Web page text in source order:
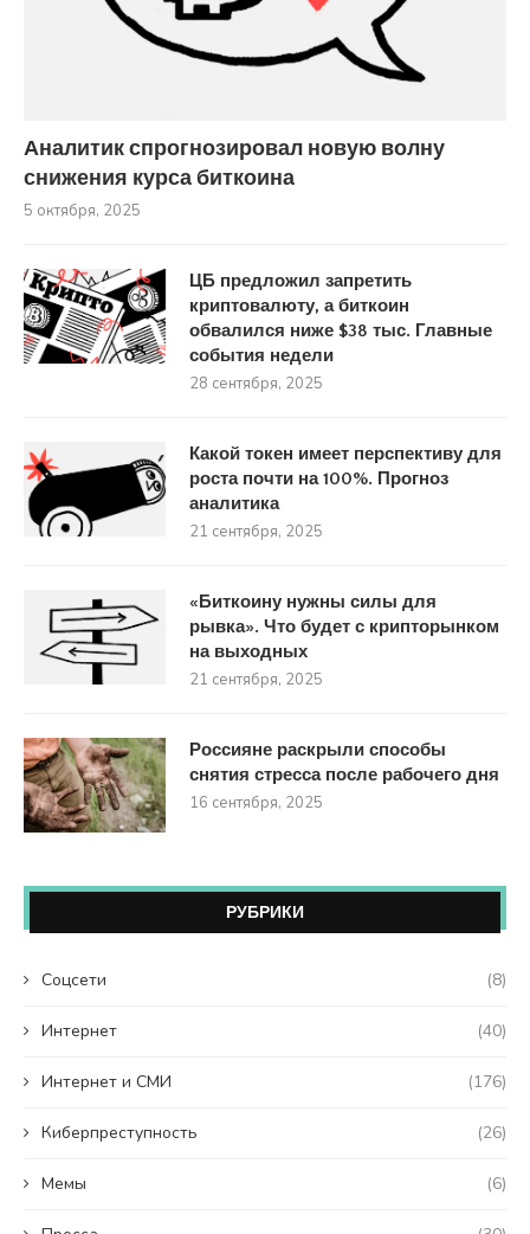
Аналитик спрогнозировал новую волну
снижения курса биткоина
5 октября, 2025
ЦБ предложил запретить
криптовалюту, а биткоин
обвалился ниже $38 тыс. Главные
события недели
28 сентября, 2025
Какой токен имеет перспективу для
роста почти на 100%. Прогноз
аналитика
21 сентября, 2025
«Биткоину нужны силы для
рывка». Что будет с крипторынком
на выходных
21 сентября, 2025
Россияне раскрыли способы
снятия стресса после рабочего дня
16 сентября, 2025
РУБРИКИ
Coцсети (8)
Интернет (40)
Интернет и СМИ (176)
Киберпреступность (26)
Мемы (6)